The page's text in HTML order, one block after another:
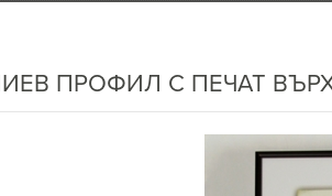
ПРОФИЛ С ПЕЧАТ